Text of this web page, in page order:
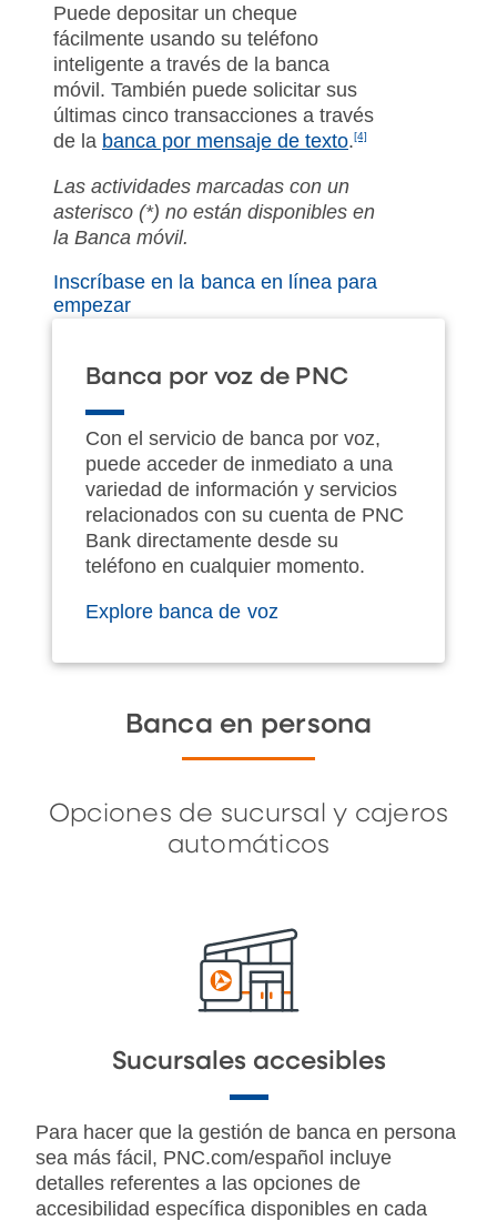
Puede depositar un cheque
fácilmente usando su teléfono
inteligente a través de la banca
móvil. También puede solicitar sus
últimas cinco transacciones a través
de la banca por mensaje de texto.[4]
Las actividades marcadas con un
asterisco (*) no están disponibles en
la Banca móvil.
Inscríbase en la banca en línea para
empezar
Banca por voz de PNC
Con el servicio de banca por voz,
puede acceder de inmediato a una
variedad de información y servicios
relacionados con su cuenta de PNC
Bank directamente desde su
teléfono en cualquier momento.
Explore banca de voz
Banca en persona
Opciones de sucursal y cajeros
automáticos
Sucursales accesibles
Para hacer que la gestión de banca en persona
sea más fácil, PNC.com/español incluye
detalles referentes a las opciones de
accesibilidad específica disponibles en cada